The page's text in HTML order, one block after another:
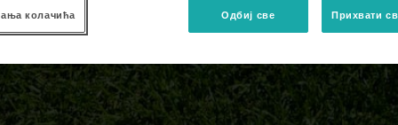
Одбиј све Прихвати
колачића